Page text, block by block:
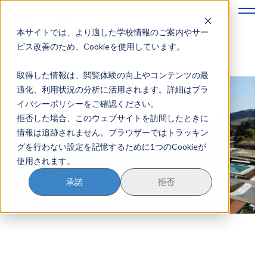
本サイトでは、より適した学校情報のご案内やサー
ビス改善のため、Cookieを使用しています。
取得した情報は、閲覧体験の向上やコンテンツの最
適化、利用状況の分析に活用されます。詳細はプラ
イバシーポリシーをご確認ください。
拒否した場合、このウェブサイトを訪問したときに
情報は追跡されません。ブラウザーではトラッキン
グを行わない設定を記憶するために1つのCookieが
使用されます。
承諾 拒否
地域みらい留学のすすめかた
地域みらい留学とは
学校を探す
イベントを探す
おためし地域留学
マガジン
奨学金について